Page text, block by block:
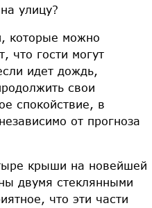
улицу?
которые можно
что гости могут
идет дождь,
свои
спокойствие, в
от прогноза
крыши на новейшей
двумя стеклянными
что эти части